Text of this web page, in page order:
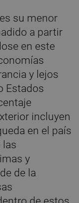
su menor
a partir
en este
y lejos
Estados
incluyen
en el país
las
y
de la